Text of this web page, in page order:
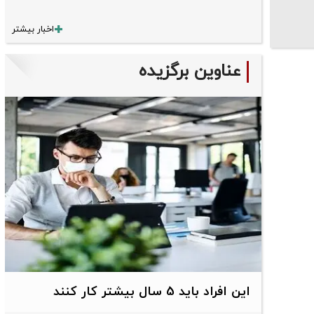
اخبار بیشتر
عناوین برگزیده
این افراد باید 5 سال بیشتر کار کنند